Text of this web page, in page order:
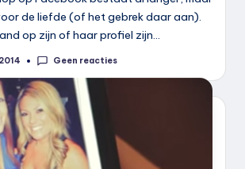
de liefde (of het gebrek daar aan).
op zijn of haar profiel zijn…
Geen reacties